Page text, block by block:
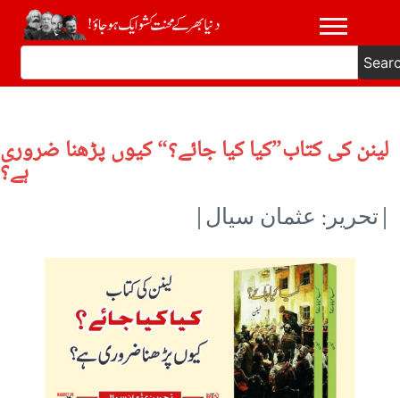
لینن کی کتاب”کیا کیا جائے؟“ کیوں پڑھنا ضروری
ہے؟
|تحریر: عثمان سیال|